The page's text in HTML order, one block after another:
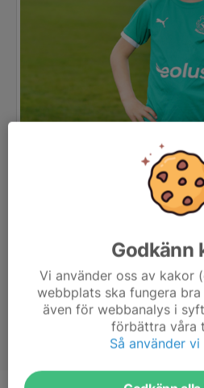
Godkänn
Vi använder oss av kakor
webbplats ska fungera
även för webbanalys i
förbättra våra
Så använder